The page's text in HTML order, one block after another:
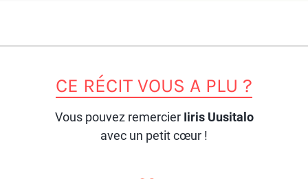
CE RÉCIT VOUS A PLU ?
Vous pouvez remercier Iiris Uusitalo
avec un petit cœur !